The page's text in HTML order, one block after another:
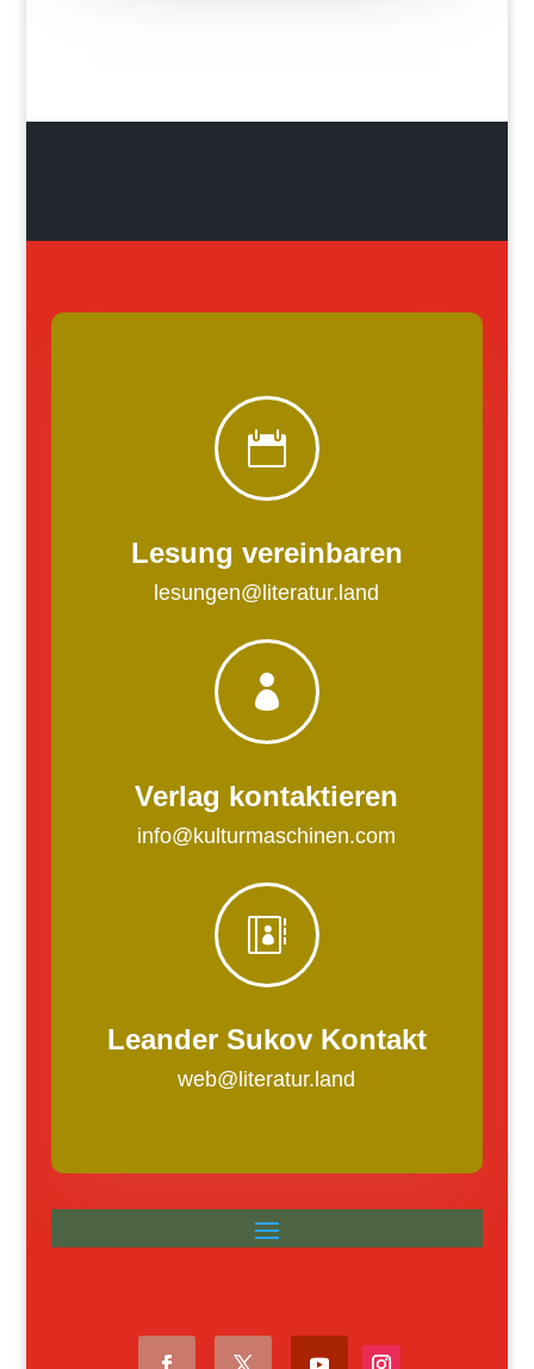

Lesung vereinbaren
lesungen@literatur.land

Verlag kontaktieren
info@kulturmaschinen.com

Leander Sukov Kontakt
web@literatur.land